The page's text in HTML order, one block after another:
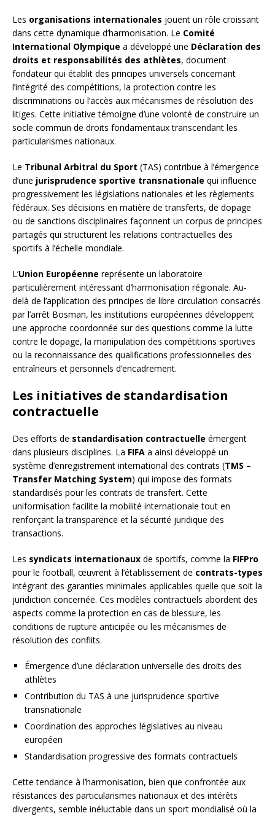
Les organisations internationales jouent un rôle croissant
dans cette dynamique d’harmonisation. Le Comité
International Olympique a développé une Déclaration des
droits et responsabilités des athlètes, document
fondateur qui établit des principes universels concernant
l’intégrité des compétitions, la protection contre les
discriminations ou l’accès aux mécanismes de résolution des
litiges. Cette initiative témoigne d’une volonté de construire un
socle commun de droits fondamentaux transcendant les
particularismes nationaux.
Le Tribunal Arbitral du Sport (TAS) contribue à l’émergence
d’une jurisprudence sportive transnationale qui influence
progressivement les législations nationales et les règlements
fédéraux. Ses décisions en matière de transferts, de dopage
ou de sanctions disciplinaires façonnent un corpus de principes
partagés qui structurent les relations contractuelles des
sportifs à l’échelle mondiale.
L’Union Européenne représente un laboratoire
particulièrement intéressant d’harmonisation régionale. Au-
delà de l’application des principes de libre circulation consacrés
par l’arrêt Bosman, les institutions européennes développent
une approche coordonnée sur des questions comme la lutte
contre le dopage, la manipulation des compétitions sportives
ou la reconnaissance des qualifications professionnelles des
entraîneurs et personnels d’encadrement.
Les initiatives de standardisation
contractuelle
Des efforts de standardisation contractuelle émergent
dans plusieurs disciplines. La FIFA a ainsi développé un
système d’enregistrement international des contrats (TMS –
Transfer Matching System) qui impose des formats
standardisés pour les contrats de transfert. Cette
uniformisation facilite la mobilité internationale tout en
renforçant la transparence et la sécurité juridique des
transactions.
Les syndicats internationaux de sportifs, comme la FIFPro
pour le football, œuvrent à l’établissement de contrats-types
intégrant des garanties minimales applicables quelle que soit la
juridiction concernée. Ces modèles contractuels abordent des
aspects comme la protection en cas de blessure, les
conditions de rupture anticipée ou les mécanismes de
résolution des conflits.
Émergence d’une déclaration universelle des droits des
athlètes
Contribution du TAS à une jurisprudence sportive
transnationale
Coordination des approches législatives au niveau
européen
Standardisation progressive des formats contractuels
Cette tendance à l’harmonisation, bien que confrontée aux
résistances des particularismes nationaux et des intérêts
divergents, semble inéluctable dans un sport mondialisé où la